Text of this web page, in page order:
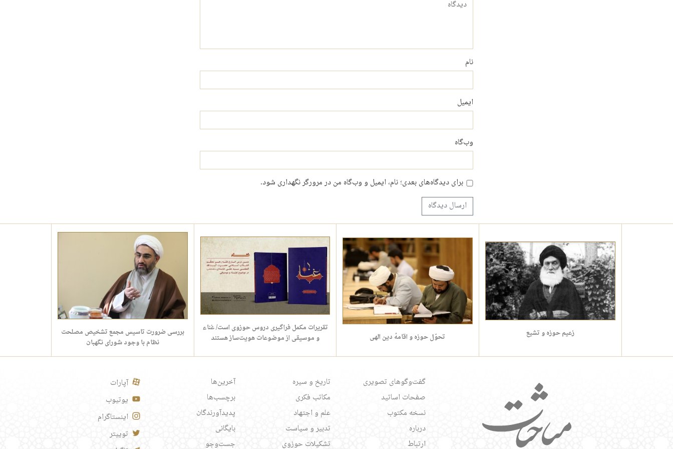
نام
ایمیل
وب‌گاه
برای دیدگاه‌های بعدی؛ نام، ایمیل و وب‌گاه من در مرورگر نگهداری شود.
زعیم حوزه و تشیع تحوّل حوزه و اقامهٔ دین الهی
تقریرات مکمل فراگیری دروس حوزوی است/ غناء
و موسیقی از موضوعات هویت‌ساز هستند
بررسی ضرورت تاسیس مجمع تشخیص مصلحت
نظام با وجود شورای نگهبان
گفت‌وگوهای تصویری
صفحات اساتید
نسخه مکتوب
درباره
ارتباط
تاریخ و سیره
مکاتب فکری
علم و اجتهاد
تدبیر و سیاست
تشکیلات حوزوی
آخرین‌ها
برچسب‌ها
پدیدآورندگان
بایگانی
جست‌وجو
آپارات
یوتیوب
اینستاگرام
توییتر